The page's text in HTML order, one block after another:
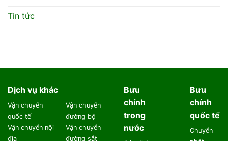
Tin tức
Dịch vụ khác
Vận chuyển
quốc tế
Vận chuyển nội
địa
Vận chuyển
đường bộ
Vận chuyển
đường sắt
Bưu
chính
trong
nước
Bưu
chính
quốc tế
Chuyển